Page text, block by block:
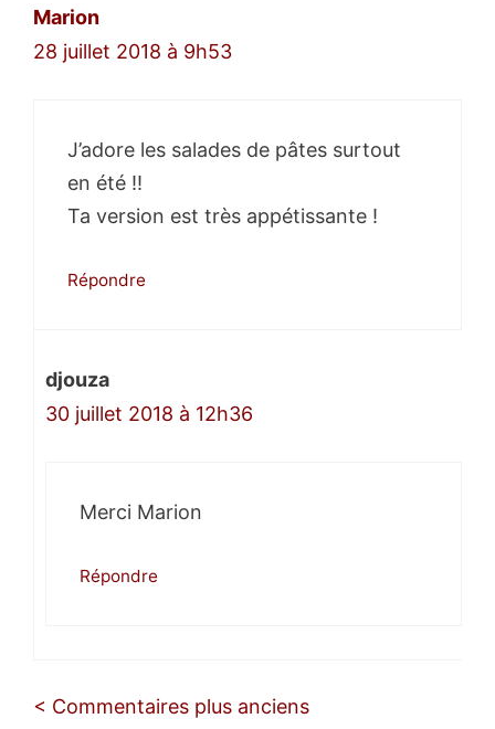
Marion
28 juillet 2018 à 9h53
J’adore les salades de pâtes surtout
en été !!
Ta version est très appétissante !
Répondre
djouza
30 juillet 2018 à 12h36
Merci Marion
Répondre
Navigation
< Commentaires plus anciens